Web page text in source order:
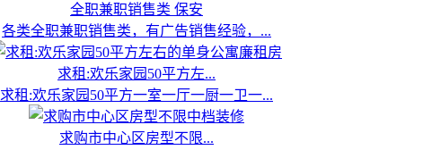
全职兼职销售类 保安
各类全职兼职销售类，有广告销售经验，...
求租:欢乐家园50平方左...
求租:欢乐家园50平方一室一厅一厨一卫一...
求购市中心区房型不限...